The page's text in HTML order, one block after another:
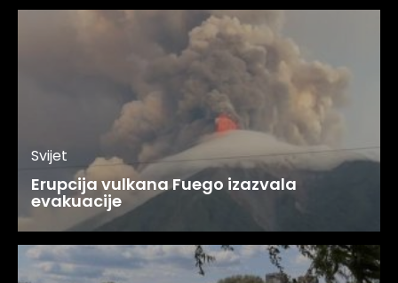
Svijet
Erupcija vulkana Fuego izazvala
evakuacije